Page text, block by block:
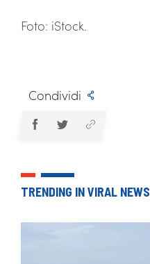
Foto: iStock.
Condividi
TRENDING IN VIRAL NEWS